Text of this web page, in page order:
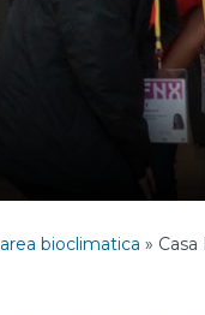
area bioclimatica »